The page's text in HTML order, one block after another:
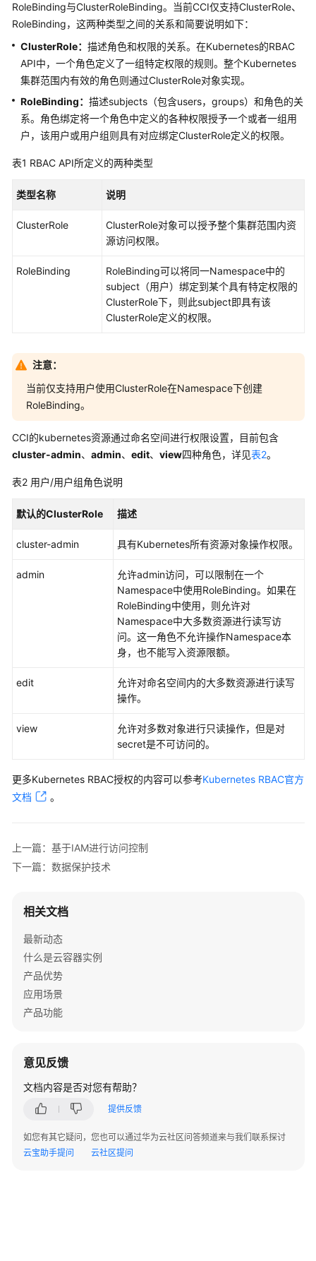
行
访
问
控
制
身
份
认
证
与
数
计
与
日
志
控
全
险
权
概
念
其
他
的
系
区
域
和
计
明
RoleBinding与ClusterRoleBinding。当前CCI仅支持ClusterRole、
RoleBinding，这两种类型之间的关系和简要说明如下：
ClusterRole： 描述角色和权限的关系。在Kubernetes的RBAC
API中，一个角色定义了一组特定权限的规则。整个Kubernetes
集群范围内有效的角色则通过ClusterRole对象实现。
RoleBinding： 描述subjects（包含users，groups）和角色的关
系。角色绑定将一个角色中定义的各种权限授予一个或者一组用
户，该用户或用户组则具有对应绑定ClusterRole定义的权限。
表1 RBAC API所定义的两种类型
类型名称 说明
ClusterRole
ClusterRole对象可以授予整个集群范围内资
源访问权限。
RoleBinding
RoleBinding可以将同一Namespace中的
subject（用户）绑定到某个具有特定权限的
ClusterRole下，则此subject即具有该
ClusterRole定义的权限。
注意：
当前仅支持用户使用ClusterRole在Namespace下创建
RoleBinding。
CCI的kubernetes资源通过命名空间进行权限设置，目前包含
cluster-admin、 admin、 edit、 view四种角色，详见表2。
表2 用户/用户组角色说明
默认的ClusterRole 描述
cluster-admin 具有Kubernetes所有资源对象操作权限。
admin
允许admin访问，可以限制在一个
Namespace中使用RoleBinding。如果在
RoleBinding中使用，则允许对
Namespace中大多数资源进行读写访
问。这一角色不允许操作Namespace本
身，也不能写入资源限额。
edit
允许对命名空间内的大多数资源进行读写
操作。
view
允许对多数对象进行只读操作，但是对
secret是不可访问的。
更多Kubernetes RBAC授权的内容可以参考Kubernetes RBAC官方
文档
。
上一篇：基于IAM进行访问控制
下一篇：数据保护技术
相关文档
最新动态
什么是云容器实例
产品优势
应用场景
产品功能
意见反馈
文档内容是否对您有帮助？
提供反馈
如您有其它疑问，您也可以通过华为云社区问答频道来与我们联系探讨
云宝助手提问
云社区提问